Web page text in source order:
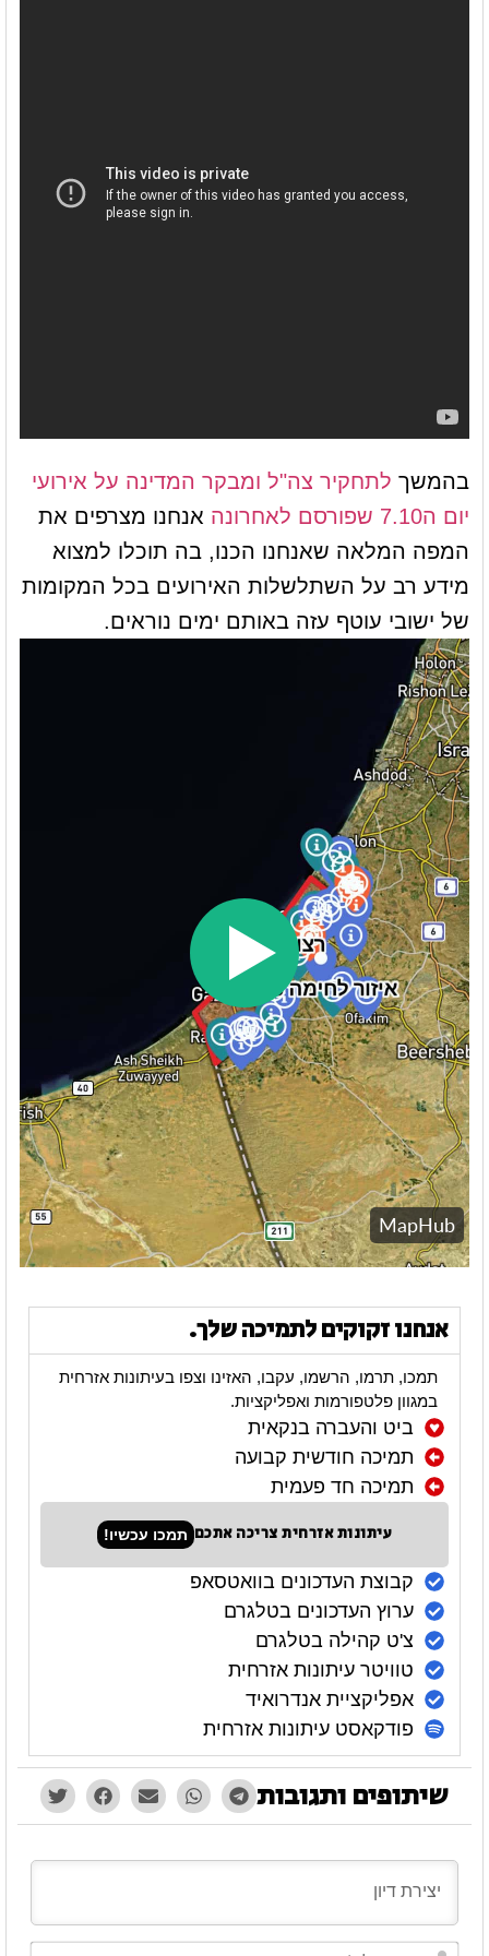
בהמשך לתחקיר צה"ל ומבקר המדינה על אירועי
יום ה7.10 שפורסם לאחרונה
אנחנו מצרפים את
המפה המלאה שאנחנו הכנו, בה תוכלו למצוא
מידע רב על השתלשלות האירועים בכל המקומות
של ישובי עוטף עזה באותם ימים נוראים.
אנחנו זקוקים לתמיכה שלך.
תמכו, תרמו, הרשמו, עקבו, האזינו וצפו בעיתונות אזרחית
במגוון פלטפורמות ואפליקציות.
ביט והעברה בנקאית
תמיכה חודשית קבועה
תמיכה חד פעמית
עיתונות אזרחית צריכה אתכם תמכו עכשיו!
קבוצת העדכונים בוואטסאפ
ערוץ העדכונים בטלגרם
צ'ט קהילה בטלגרם
טוויטר עיתונות אזרחית
אפליקציית אנדרואיד
פודקאסט עיתונות אזרחית
שיתופים ותגובות